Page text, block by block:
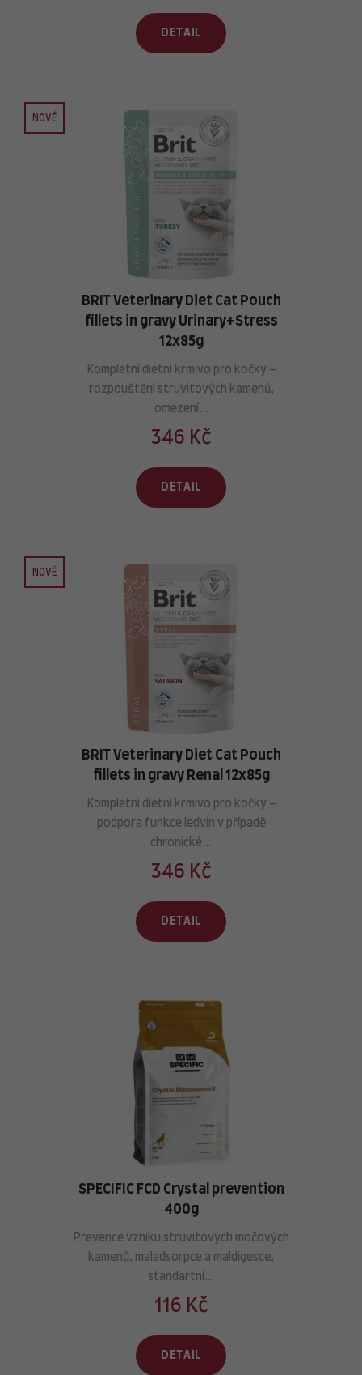
DETAIL
NOVÉ
BRIT Veterinary Diet Cat Pouch
fillets in gravy Urinary+Stress
12x85g
Kompletní dietní krmivo pro kočky –
rozpouštění struvitových kamenů,
omezení...
346 Kč
DETAIL
NOVÉ
BRIT Veterinary Diet Cat Pouch
fillets in gravy Renal 12x85g
Kompletní dietní krmivo pro kočky –
podpora funkce ledvin v případě
chronické...
346 Kč
DETAIL
SPECIFIC FCD Crystal prevention
400g
Prevence vzniku struvitových močových
kamenů, maladsorpce a maldigesce,
standartní...
116 Kč
DETAIL